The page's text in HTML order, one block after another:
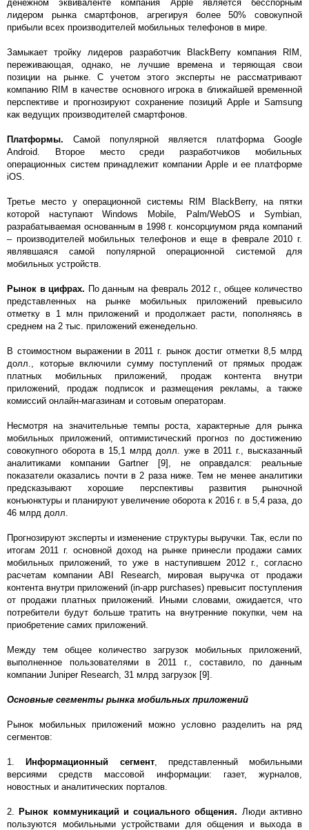
денежном эквиваленте компания Apple является бесспорным
лидером рынка смартфонов, агрегируя более 50% совокупной
прибыли всех производителей мобильных телефонов в мире.
Замыкает тройку лидеров разработчик BlackBerry компания RIM,
переживающая, однако, не лучшие времена и теряющая свои
позиции на рынке. С учетом этого эксперты не рассматривают
компанию RIM в качестве основного игрока в ближайшей временной
перспективе и прогнозируют сохранение позиций Apple и Samsung
как ведущих производителей смартфонов.
Платформы. Самой популярной является платформа Google
Android. Второе место среди разработчиков мобильных
операционных систем принадлежит компании Apple и ее платформе
iOS.
Третье место у операционной системы RIM BlackBerry, на пятки
которой наступают Windows Mobile, Palm/WebOS и Symbian,
разрабатываемая основанным в 1998 г. консорциумом ряда компаний
– производителей мобильных телефонов и еще в феврале 2010 г.
являвшаяся самой популярной операционной системой для
мобильных устройств.
Рынок в цифрах. По данным на февраль 2012 г., общее количество
представленных на рынке мобильных приложений превысило
отметку в 1 млн приложений и продолжает расти, пополняясь в
среднем на 2 тыс. приложений еженедельно.
В стоимостном выражении в 2011 г. рынок достиг отметки 8,5 млрд
долл., которые включили сумму поступлений от прямых продаж
платных мобильных приложений, продаж контента внутри
приложений, продаж подписок и размещения рекламы, а также
комиссий онлайн-магазинам и сотовым операторам.
Несмотря на значительные темпы роста, характерные для рынка
мобильных приложений, оптимистический прогноз по достижению
совокупного оборота в 15,1 млрд долл. уже в 2011 г., высказанный
аналитиками компании Gartner [9], не оправдался: реальные
показатели оказались почти в 2 раза ниже. Тем не менее аналитики
предсказывают хорошие перспективы развития рыночной
конъюнктуры и планируют увеличение оборота к 2016 г. в 5,4 раза, до
46 млрд долл.
Прогнозируют эксперты и изменение структуры выручки. Так, если по
итогам 2011 г. основной доход на рынке принесли продажи самих
мобильных приложений, то уже в наступившем 2012 г., согласно
расчетам компании ABI Research, мировая выручка от продажи
контента внутри приложений (in-app purchases) превысит поступления
от продажи платных приложений. Иными словами, ожидается, что
потребители будут больше тратить на внутренние покупки, чем на
приобретение самих приложений.
Между тем общее количество загрузок мобильных приложений,
выполненное пользователями в 2011 г., составило, по данным
компании Juniper Research, 31 млрд загрузок [9].
Основные сегменты рынка мобильных приложений
Рынок мобильных приложений можно условно разделить на ряд
сегментов:
1.Информационный сегмент, представленный мобильными
версиями средств массовой информации: газет, журналов,
новостных и аналитических порталов.
2.Рынок коммуникаций и социального общения. Люди активно
пользуются мобильными устройствами для общения и выхода в